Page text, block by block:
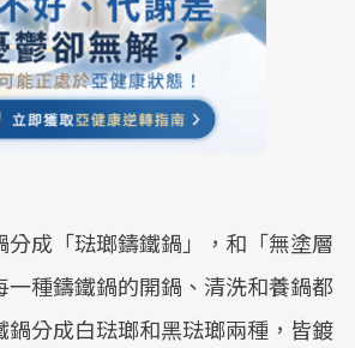
成「琺瑯鑄鐵鍋」，和「無塗層
種鑄鐵鍋的開鍋、清洗和養鍋都
鍋分成白琺瑯和黑琺瑯兩種，皆鍍